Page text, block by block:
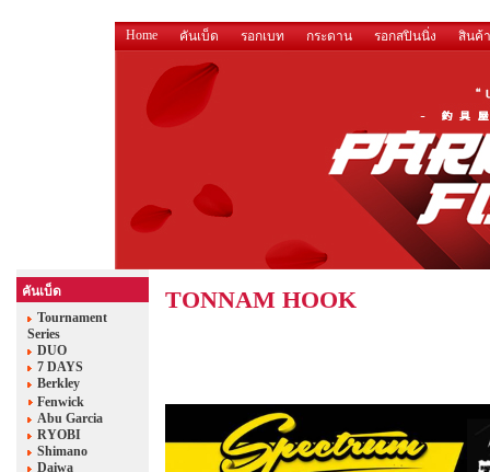
Home คันเบ็ด รอกเบท กระดาน รอกสปินนิ่ง สินค้า
คันเบ็ด
Tournament
Series
DUO
7 DAYS
Berkley
Fenwick
Abu Garcia
RYOBI
Shimano
Daiwa
TONNAM HOOK